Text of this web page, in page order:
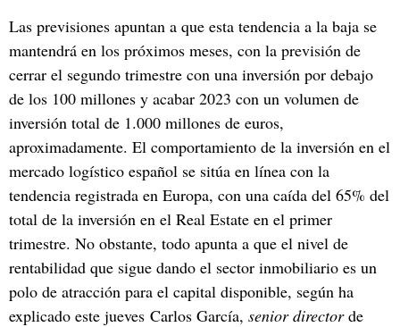
Las previsiones apuntan a que esta tendencia a la baja se
mantendrá en los próximos meses, con la previsión de
cerrar el segundo trimestre con una inversión por debajo
de los 100 millones y acabar 2023 con un volumen de
inversión total de 1.000 millones de euros,
aproximadamente. El comportamiento de la inversión en el
mercado logístico español se sitúa en línea con la
tendencia registrada en Europa, con una caída del 65% del
total de la inversión en el Real Estate en el primer
trimestre. No obstante, todo apunta a que el nivel de
rentabilidad que sigue dando el sector inmobiliario es un
polo de atracción para el capital disponible, según ha
explicado este jueves Carlos García, senior directorde